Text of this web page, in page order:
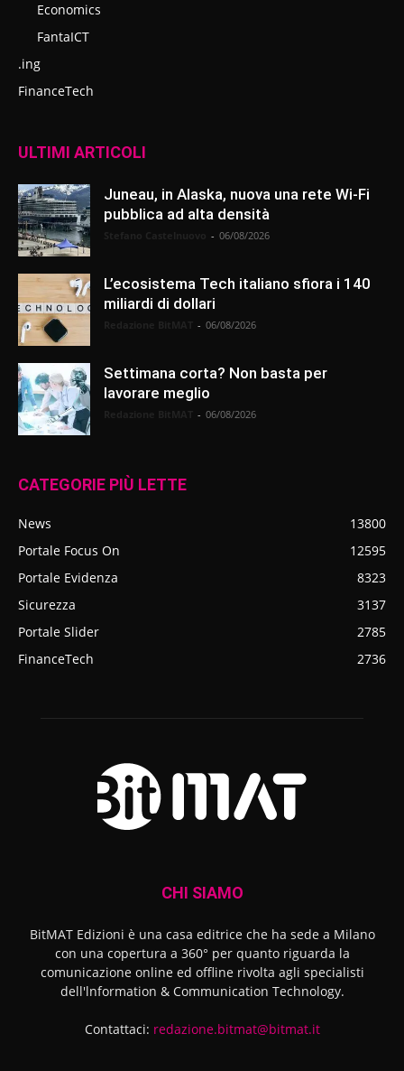
Economics
FantaICT
.ing
FinanceTech
ULTIMI ARTICOLI
Juneau, in Alaska, nuova una rete Wi-Fi
pubblica ad alta densità
- 06/08/2026
L’ecosistema Tech italiano sfiora i 140
miliardi di dollari
- 06/08/2026
Settimana corta? Non basta per
lavorare meglio
- 06/08/2026
CATEGORIE PIÙ LETTE
News
13800
Portale Focus On
12595
Portale Evidenza
8323
Sicurezza
3137
Portale Slider
2785
FinanceTech
2736
CHI SIAMO
BitMAT Edizioni è una casa editrice che ha sede a Milano
con una copertura a 360° per quanto riguarda la
comunicazione online ed offline rivolta agli specialisti
dell'lnformation & Communication Technology.
Contattaci: redazione.bitmat@bitmat.it